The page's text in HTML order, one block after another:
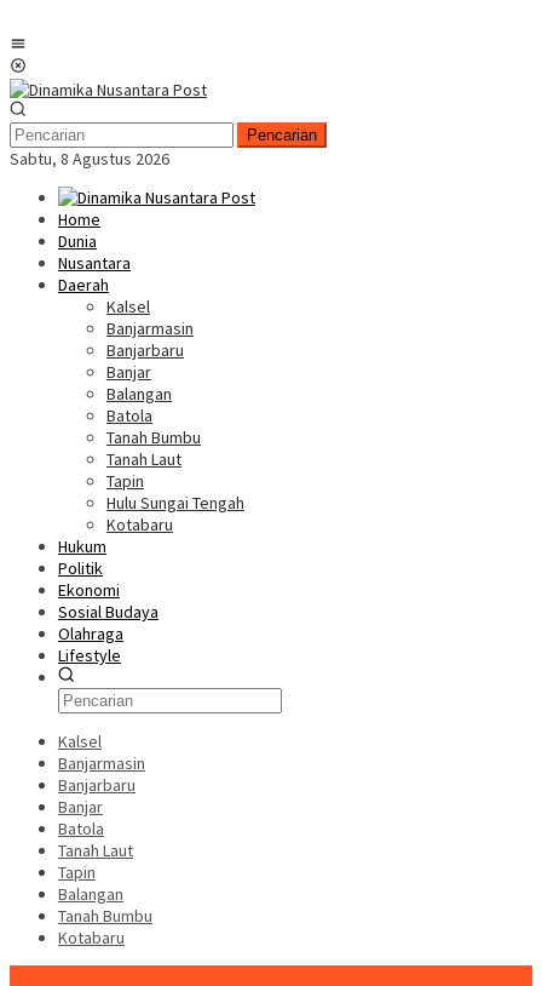
Pencarian
Sabtu, 8 Agustus 2026
Home
Dunia
Nusantara
Daerah
Kalsel
Banjarmasin
Banjarbaru
Banjar
Balangan
Batola
Tanah Bumbu
Tanah Laut
Tapin
Hulu Sungai Tengah
Kotabaru
Hukum
Politik
Ekonomi
Sosial Budaya
Olahraga
Lifestyle
Kalsel
Banjarmasin
Banjarbaru
Banjar
Batola
Tanah Laut
Tapin
Balangan
Tanah Bumbu
Kotabaru